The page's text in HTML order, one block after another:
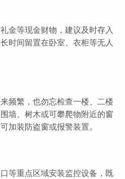
等现金财物，建议及时存入
时间留置在卧室、衣柜等无人
繁，也勿忘检查一楼、二楼
墙、树木或可攀爬物附近的窗
加装防盗窗或报警装置。
重点区域安装监控设备，既